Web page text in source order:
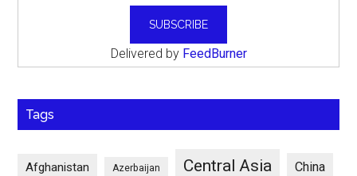
Delivered by FeedBurner
Tags
Afghanistan Azerbaijan Central Asia China